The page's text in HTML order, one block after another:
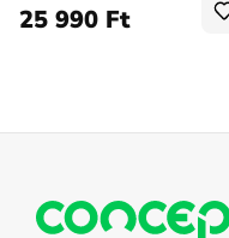
25 990 Ft